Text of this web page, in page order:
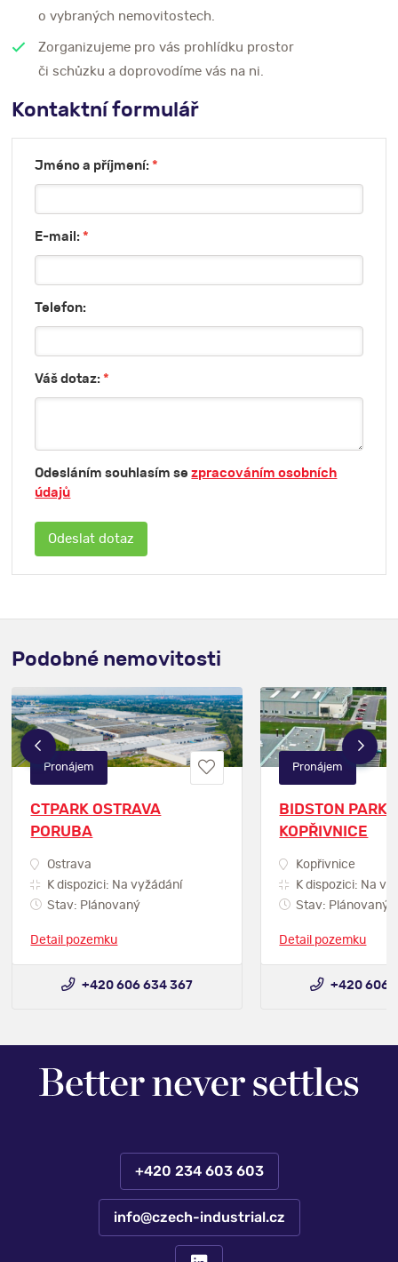
o vybraných nemovitostech.
Zorganizujeme pro vás prohlídku prostor
či schůzku a doprovodíme vás na ni.
Kontaktní formulář
Jméno a příjmení:*
E-mail:*
Telefon:
Váš dotaz:*
Odesláním souhlasím sezpracováním osobních
údajů
Podobné nemovitosti
CTPARK OSTRAVA
PORUBA
Ostrava
K dispozici: Na vyžádání
Stav: Plánovaný
Detail pozemku
Pronájem
+420 606 634 367
BIDSTON PARK
KOPŘIVNICE
Kopřivnice
K dispozici: Na
Stav: Plánovaný
Detail pozemku
Pronájem
+420 606
+420 234 603 603
info@czech-industrial.cz